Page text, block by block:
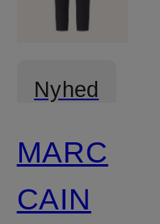
Nyhed
Certificeret
MARC
CAIN